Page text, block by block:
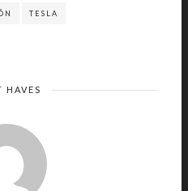
TESLA
HAVES